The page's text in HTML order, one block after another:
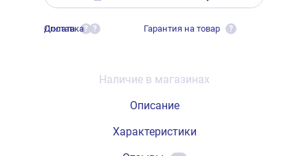
Оплата ?
Доставка ? Гарантия на товар ?
Наличие в магазинах
Описание
Характеристики